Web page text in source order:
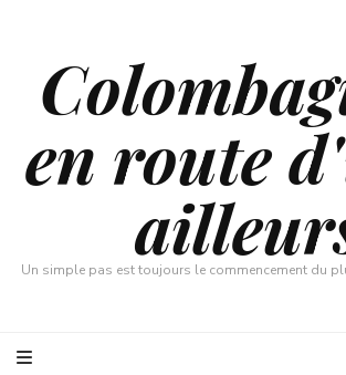
en route
Un simple pas est toujours le commencement du